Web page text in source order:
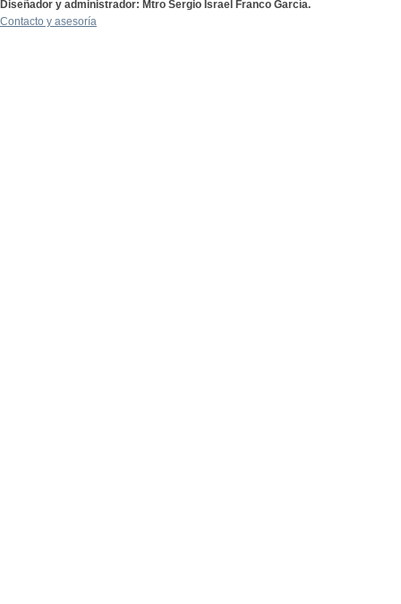
Diseñador y administrador: Mtro Sergio Israel Franco García.
Contacto y asesoría